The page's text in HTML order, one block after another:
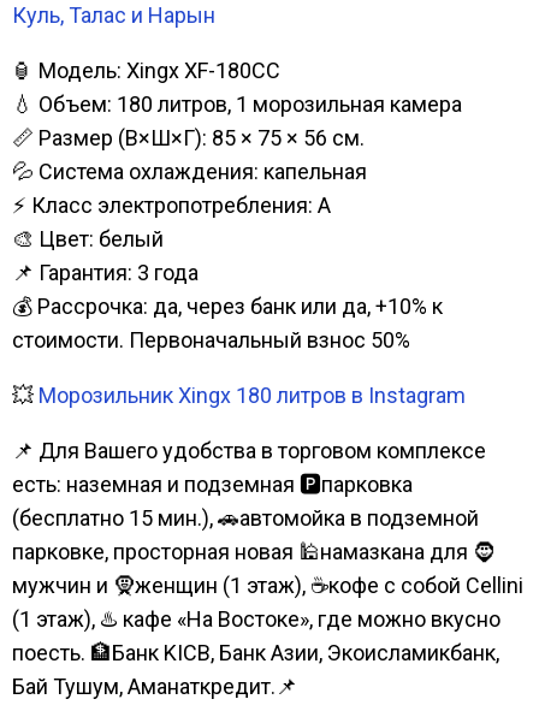
Куль, Талас и Нарын
🏮 Модель: Xingx XF-180CC
💧 Объем: 180 литров, 1 морозильная камера
📏 Размер (В×Ш×Г): 85 × 75 × 56 см.
💦 Система охлаждения: капельная
⚡ Класс электропотребления: А
🎨 Цвет: белый
📌 Гарантия: 3 года
💰 Рассрочка: да, через банк или да, +10% к
стоимости. Первоначальный взнос 50%
💥 Морозильник Xingx 180 литров в Instagram
📌 Для Вашего удобства в торговом комплексе
есть: наземная и подземная 🅿парковка
(бесплатно 15 мин.), 🚗автомойка в подземной
парковке, просторная новая 🕌намазкана для 🧔
мужчин и 🧕женщин (1 этаж), ☕кофе с собой Cellini
(1 этаж), ♨️ кафе «На Востоке», где можно вкусно
поесть. 🏦Банк KICB, Банк Азии, Экоисламикбанк,
Бай Тушум, Аманаткредит.📌